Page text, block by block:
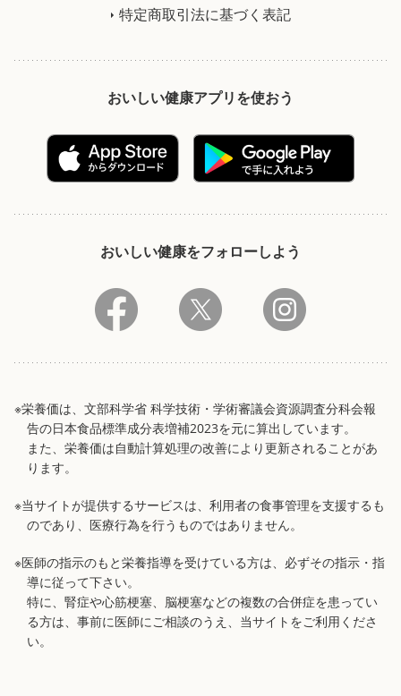
特定商取引法に基づく表記
おいしい健康アプリを使おう
おいしい健康をフォローしよう
※栄養価は、文部科学省 科学技術・学術審議会資源調査分科会報
告の日本食品標準成分表増補2023を元に算出しています。
また、栄養価は自動計算処理の改善により更新されることがあ
ります。
※当サイトが提供するサービスは、利用者の食事管理を支援するも
のであり、医療行為を行うものではありません。
※医師の指示のもと栄養指導を受けている方は、必ずその指示・指
導に従って下さい。
特に、腎症や心筋梗塞、脳梗塞などの複数の合併症を患ってい
る方は、事前に医師にご相談のうえ、当サイトをご利用くださ
い。